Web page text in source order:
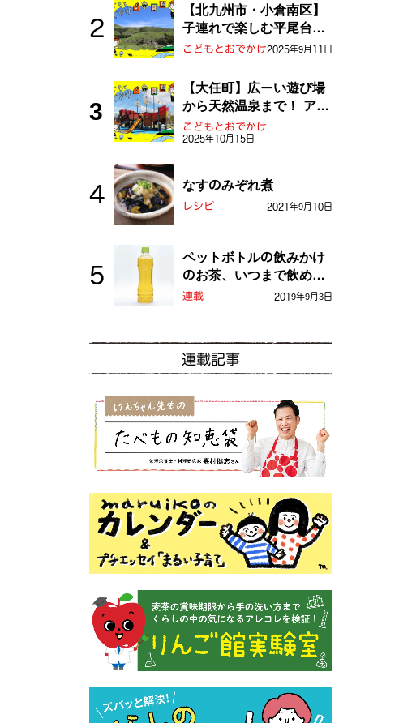
【北九州市・小倉南区】
子連れで楽しむ平尾台！
ふしぎな草原や千仏鍾乳
こどもとおでかけ2025年9月11日
【大任町】広ーい遊び場
から天然温泉まで！ アミ
ューズメントな道の駅・
おおとう桜街道
こどもとおでかけ
2025年10月15日
なすのみぞれ煮
レシピ 2021年9月10日
ペットボトルの飲みかけ
のお茶、いつまで飲め
る？
連載 2019年9月3日
連載記事